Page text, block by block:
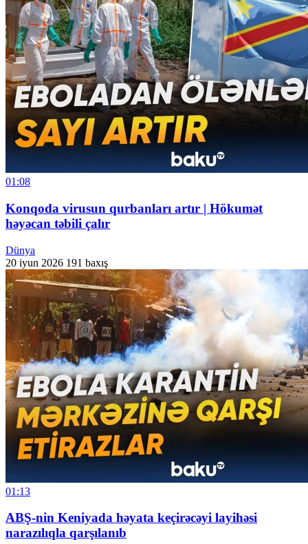
01:08
Konqoda virusun qurbanları artır | Hökumət
həyəcan təbili çalır
Dünya
20 iyun 2026 191 baxış
01:13
ABŞ-nin Keniyada həyata keçirəcəyi layihəsi
narazılıqla qarşılanıb